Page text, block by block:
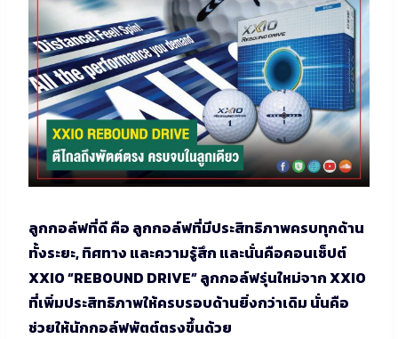
ลูกกอล์ฟที่ดี คือ ลูกกอล์ฟที่มีประสิทธิภาพครบทุกด้าน
ทั้งระยะ, ทิศทาง และความรู้สึก และนั่นคือคอนเซ็ปต์
XXIO “REBOUND DRIVE” ลูกกอล์ฟรุ่นใหม่จาก XXIO
ที่เพิ่มประสิทธิภาพให้ครบรอบด้านยิ่งกว่าเดิม นั่นคือ
ช่วยให้นักกอล์ฟพัตต์ตรงขึ้นด้วย